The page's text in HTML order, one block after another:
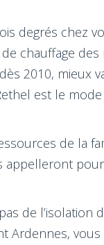
degrés chez
chauffage des
2010, mieux
est le
de la
appelleront
de l’isolation
Ardennes,